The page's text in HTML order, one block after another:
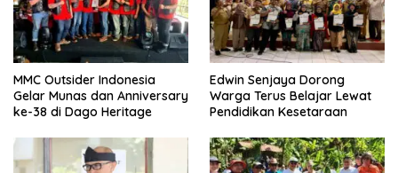
MMC Outsider Indonesia
Gelar Munas dan Anniversary
ke-38 di Dago Heritage
Edwin Senjaya Dorong
Warga Terus Belajar Lewat
Pendidikan Kesetaraan